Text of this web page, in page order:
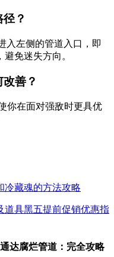
？
入左侧的管道入口，即
免迷失方向。
善？
你在面对强敌时更具优
冷藏魂的方法攻略
道具黑五提前促销优惠指
达腐烂管道：完全攻略